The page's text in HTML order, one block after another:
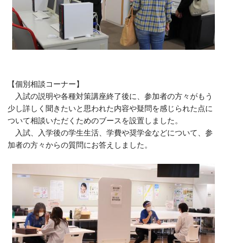
【個別相談コーナー】
入試の説明や各種対策講座終了後に、参加者の方々がもう
少し詳しく聞きたいと思われた内容や疑問を感じられた点に
ついて相談いただくためのブースを設置しました。
入試、入学後の学生生活、学費や奨学金などについて、参
加者の方々からの質問にお答えしました。